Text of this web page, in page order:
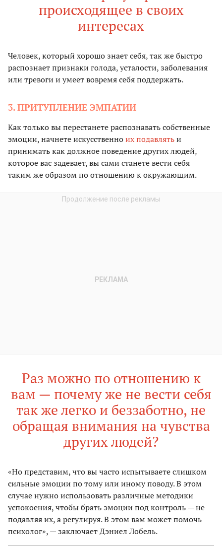
происходящее в своих
интересах
Человек, который хорошо знает себя, так же быстро
распознает признаки голода, усталости, заболевания
или тревоги и умеет вовремя себя поддержать.
3. ПРИТУПЛЕНИЕ ЭМПАТИИ
Как только вы перестанете распознавать собственные
эмоции, начнете искусственноих подавлятьи
принимать как должное поведение других людей,
которое вас задевает, вы сами станете вести себя
таким же образом по отношению к окружающим.
Раз можно по отношению к
вам — почему же не вести себя
так же легко и беззаботно, не
обращая внимания на чувства
других людей?
«Но представим, что вы часто испытываете слишком
сильные эмоции по тому или иному поводу. В этом
случае нужно использовать различные методики
успокоения, чтобы брать эмоции под контроль — не
подавляя их, а регулируя. В этом вам может помочь
психолог», — заключает Дэниел Лобель.